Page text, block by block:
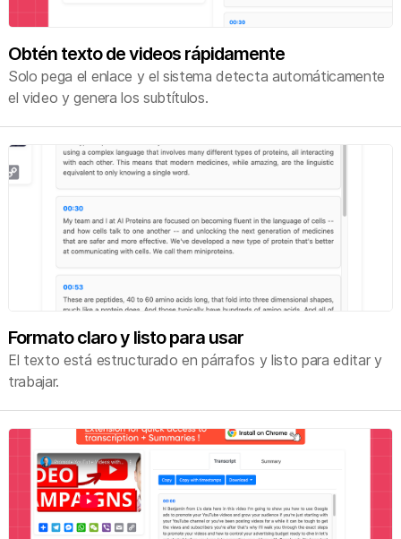
Obtén texto de videos rápidamente
Solo pega el enlace y el sistema detecta automáticamente
el video y genera los subtítulos.
Formato claro y listo para usar
El texto está estructurado en párrafos y listo para editar y
trabajar.